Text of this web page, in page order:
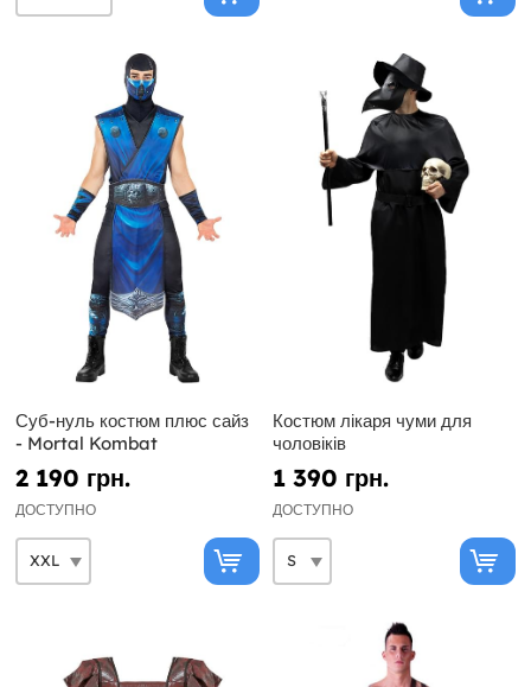
Суб-нуль костюм плюс сайз
- Mortal Kombat
2 190 грн.
ДОСТУПНО
Костюм лікаря чуми для
чоловіків
1 390 грн.
ДОСТУПНО